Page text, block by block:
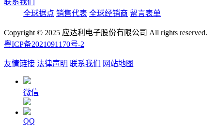
联系我们
全球据点 销售代表 全球经销商 留言表单
Copyright © 2025 应达利电子股份有限公司 All rights reserved.
粤ICP备2021091170号-2
友情链接 法律声明 联系我们 网站地图
微信
QQ